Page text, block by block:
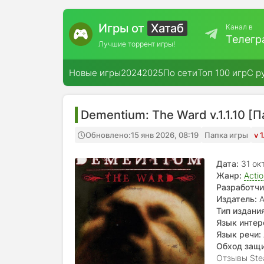
Игры от Хатаб
Лучшие торрент игры!
Канал в
Новые игры20242025По сетиТоп 100 игрС
Dementium: The Ward v.1.1.10
Обновлено:15 янв 2026, 08:19 Папка игры v
Дата: 31
Жанр:
Издатель:
Тип
Язык
испанский
Язык речи:
Обход
Отзывы